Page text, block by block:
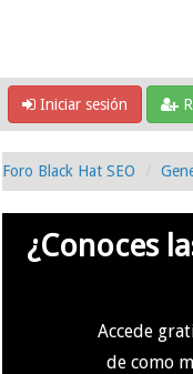
Iniciar sesión
Foro Black Hat SEO
¿Conoces
Accede
de como